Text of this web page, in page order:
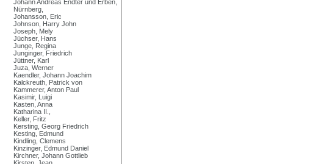
Johann Andreas Endter und Erben,
Nürnberg,
Johansson, Eric
Johnson, Harry John
Joseph, Mely
Jüchser, Hans
Junge, Regina
Junginger, Friedrich
Jüttner, Karl
Juza, Werner
Kaendler, Johann Joachim
Kalckreuth, Patrick von
Kammerer, Anton Paul
Kasimir, Luigi
Kasten, Anna
Katharina II.,
Keller, Fritz
Kersting, Georg Friedrich
Kesting, Edmund
Kindling, Clemens
Kinzinger, Edmund Daniel
Kirchner, Johann Gottlieb